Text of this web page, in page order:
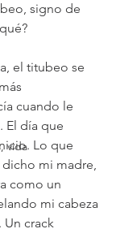
vida
signo de
el titubeo se
cuando le
El día que
Lo que
mi madre,
como un
mi cabeza
Un crack